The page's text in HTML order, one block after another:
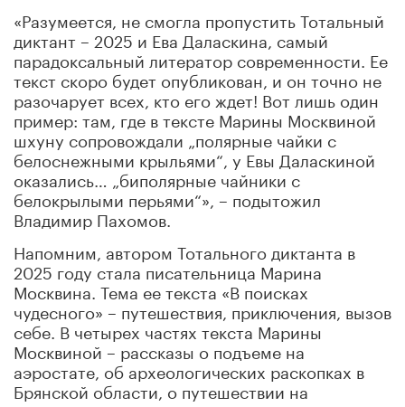
«Разумеется, не смогла пропустить Тотальный
диктант – 2025 и Ева Даласкина, самый
парадоксальный литератор современности. Ее
текст скоро будет опубликован, и он точно не
разочарует всех, кто его ждет! Вот лишь один
пример: там, где в тексте Марины Москвиной
шхуну сопровождали „полярные чайки с
белоснежными крыльями“, у Евы Даласкиной
оказались… „биполярные чайники с
белокрылыми перьями“», – подытожил
Владимир Пахомов.
Напомним, автором Тотального диктанта в
2025 году стала писательница Марина
Москвина. Тема ее текста «В поисках
чудесного» – путешествия, приключения, вызов
себе. В четырех частях текста Марины
Москвиной – рассказы о подъеме на
аэростате, об археологических раскопках в
Брянской области, о путешествии на